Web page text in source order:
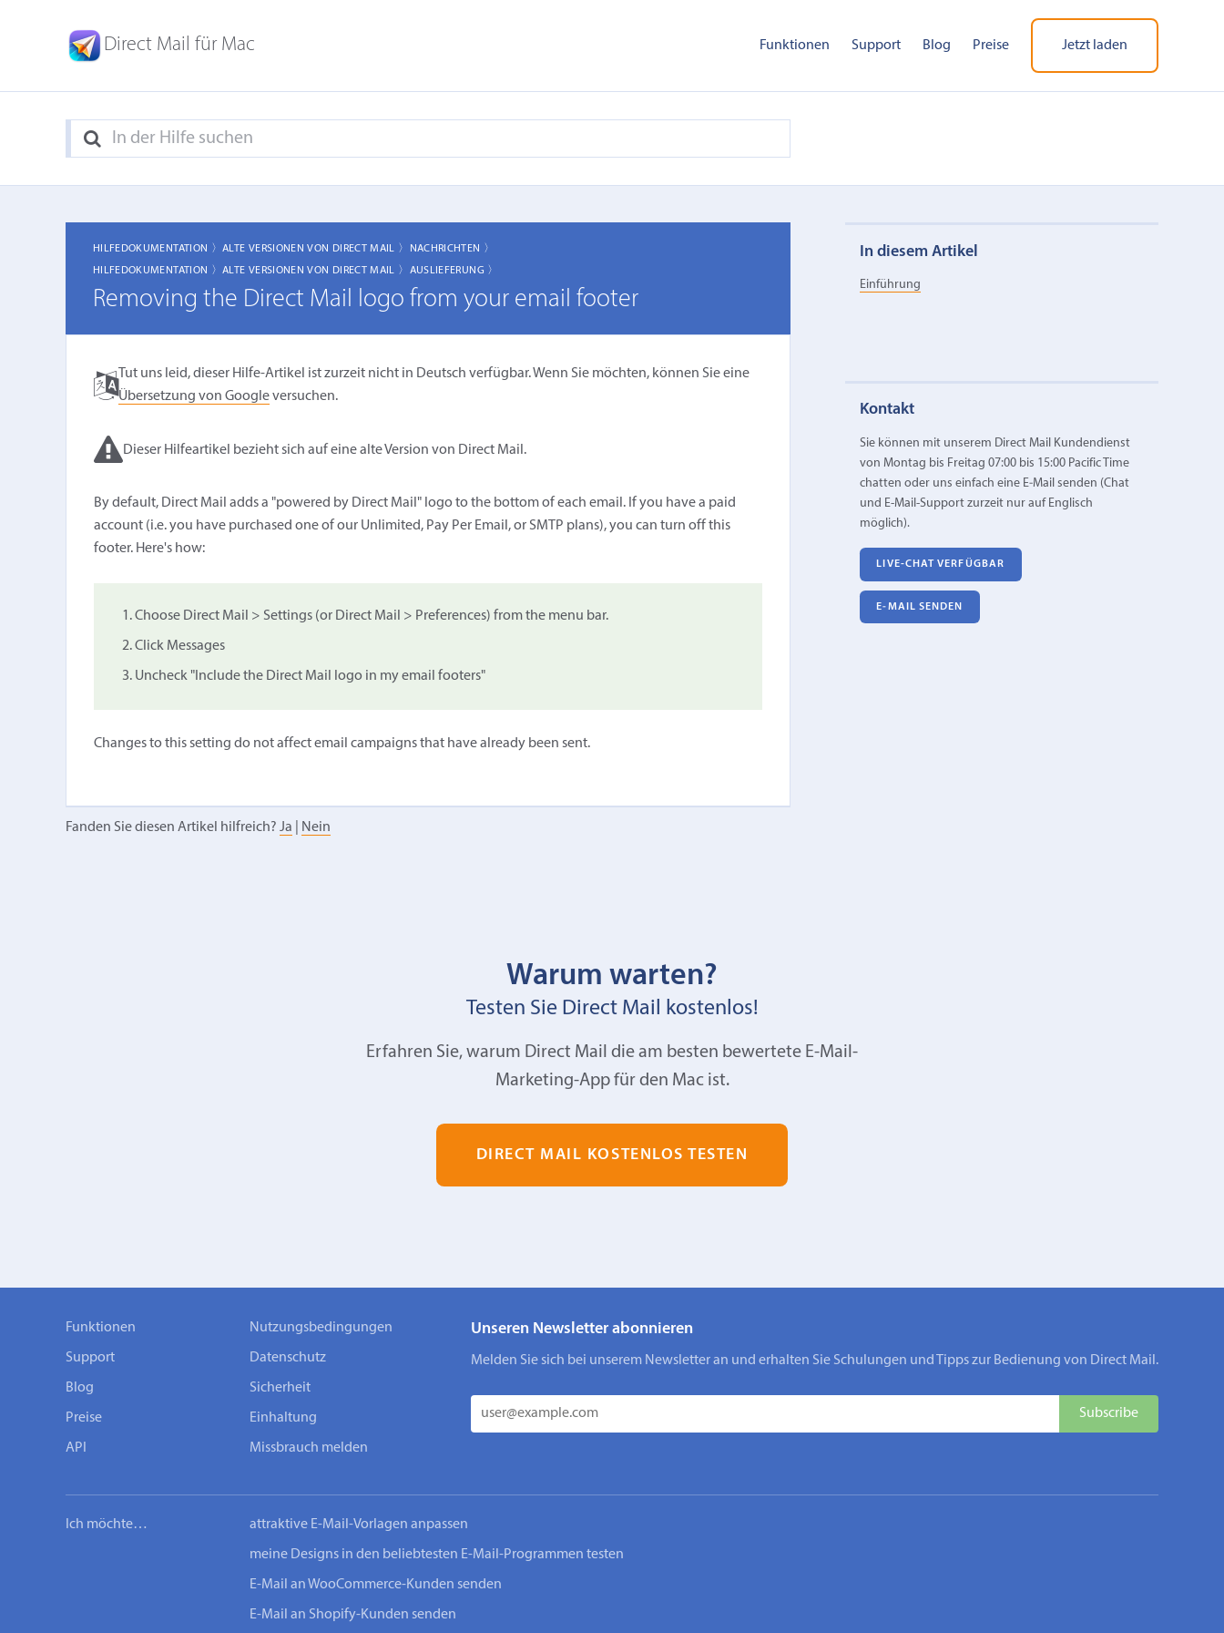
Direct Mail für Mac Funktionen Support Blog Preise Jetzt laden
HILFEDOKUMENTATION 〉ALTE VERSIONEN VON DIRECT MAIL 〉
NACHRICHTEN 〉
HILFEDOKUMENTATION 〉ALTE VERSIONEN VON DIRECT MAIL 〉 AUSLIEFERUNG 〉
Removing the Direct Mail logo from your email footer
Tut uns leid, dieser Hilfe-Artikel ist zurzeit nicht in Deutsch verfügbar. Wenn Sie möchten, können Sie eine
Übersetzung von Googleversuchen.
Dieser Hilfeartikel bezieht sich auf eine alte Version von Direct Mail.
By default, Direct Mail adds a "powered by Direct Mail" logo to the bottom of each email. If you have a paid
account (i.e. you have purchased one of our Unlimited, Pay Per Email, or SMTP plans), you can turn off this
footer. Here's how:
Choose Direct Mail > Settings (or Direct Mail > Preferences) from the menu bar.
Click Messages
Uncheck "Include the Direct Mail logo in my email footers"
Changes to this setting do not affect email campaigns that have already been sent.
Fanden Sie diesen Artikel hilfreich? Ja Nein
In diesem Artikel
Einführung
Kontakt
Sie können mit unserem Direct Mail Kundendienst
von Montag bis Freitag 07:00 bis 15:00 Pacific Time
chatten oder uns einfach eine E‑Mail senden (Chat
und E-Mail-Support zurzeit nur auf Englisch
möglich).
LIVE-CHAT VERFÜGBAR
E‑MAIL SENDEN
Warum warten?
Testen Sie Direct Mail kostenlos!
Erfahren Sie, warum Direct Mail die am besten bewertete E-Mail-
Marketing-App für den Mac ist.
DIRECT MAIL KOSTENLOS TESTEN
Funktionen
Support
Blog
Preise
API
Nutzungsbedingungen
Datenschutz
Sicherheit
Einhaltung
Missbrauch melden
Unseren Newsletter abonnieren
Melden Sie sich bei unserem Newsletter an und erhalten Sie Schulungen und Tipps zur Bedienung von Direct Mail.
Ich möchte… attraktive E-Mail-Vorlagen anpassen
meine Designs in den beliebtesten E-Mail-Programmen testen
E-Mail an WooCommerce-Kunden senden
E-Mail an Shopify-Kunden senden